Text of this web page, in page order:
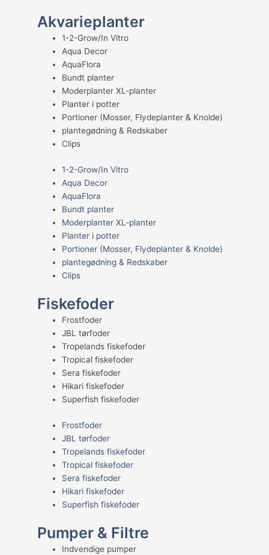
Akvarieplanter
1-2-Grow/In Vitro
Aqua Decor
AquaFlora
Bundt planter
Moderplanter XL-planter
Planter i potter
Portioner (Mosser, Flydeplanter & Knolde)
plantegødning & Redskaber
Clips
1-2-Grow/In Vitro
Aqua Decor
AquaFlora
Bundt planter
Moderplanter XL-planter
Planter i potter
Portioner (Mosser, Flydeplanter & Knolde)
plantegødning & Redskaber
Clips
Fiskefoder
Frostfoder
JBL tørfoder
Tropelands fiskefoder
Tropical fiskefoder
Sera fiskefoder
Hikari fiskefoder
Superfish fiskefoder
Frostfoder
JBL tørfoder
Tropelands fiskefoder
Tropical fiskefoder
Sera fiskefoder
Hikari fiskefoder
Superfish fiskefoder
Pumper & Filtre
Indvendige pumper